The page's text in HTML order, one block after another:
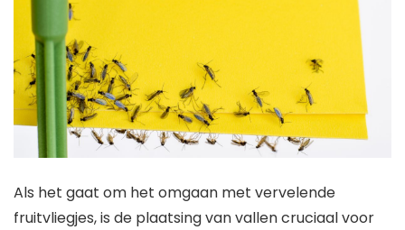
Als het gaat om het omgaan met vervelende
fruitvliegjes, is de plaatsing van vallen cruciaal voor